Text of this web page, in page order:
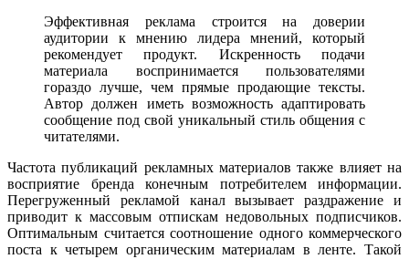
Эффективная реклама строится на доверии
аудитории к мнению лидера мнений, который
рекомендует продукт. Искренность подачи
материала воспринимается пользователями
гораздо лучше, чем прямые продающие тексты.
Автор должен иметь возможность адаптировать
сообщение под свой уникальный стиль общения с
читателями.
Частота публикаций рекламных материалов также влияет на
восприятие бренда конечным потребителем информации.
Перегруженный рекламой канал вызывает раздражение и
приводит к массовым отпискам недовольных подписчиков.
Оптимальным считается соотношение одного коммерческого
поста к четырем органическим материалам в ленте. Такой